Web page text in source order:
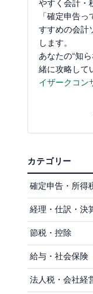
やすく会計・
「確定申告
すすめの会計
します。
あなたの“知
緒に攻略して
イザークコン
カテゴリー
確定申告・所得
経理・仕訳・決
節税・控除
給与・社会保険
法人税・会社経